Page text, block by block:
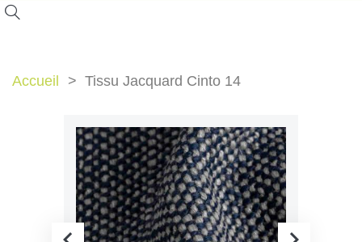
Accueil Tissu Jacquard Cinto 14